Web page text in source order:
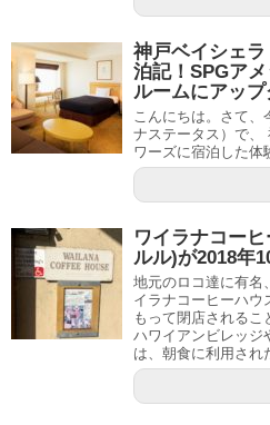
神戸ベイシェ
泊記！SPGア
ルームにアップ
こんにちは。さて、
ナステータス）で、
ワーズに宿泊した体
ワイラナコー
ルル)が2018年
地元のロコ達に有名
イラナコーヒーハウ
もって閉店されるこ
ハワイアンビレッジ
は、朝食に利用され